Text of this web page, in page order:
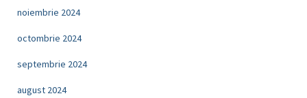
noiembrie 2024
octombrie 2024
septembrie 2024
august 2024